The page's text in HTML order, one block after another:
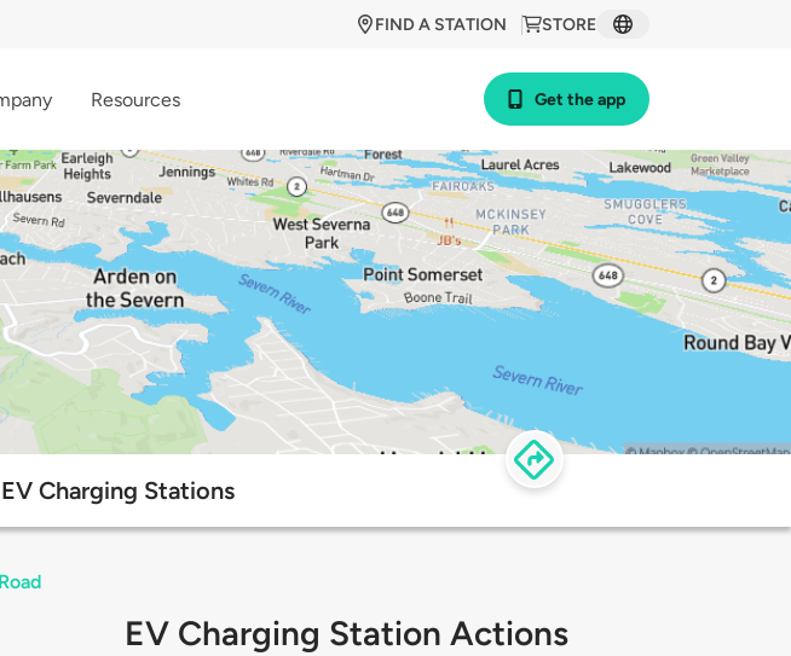
STORE
FIND A STATION
Resources Get the app
Charging Stations
EV Charging Station Actions